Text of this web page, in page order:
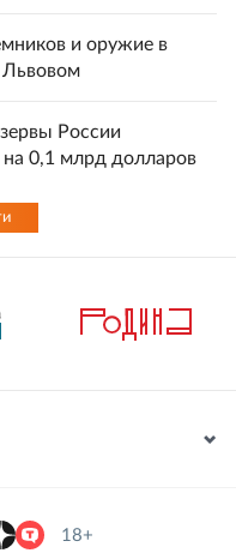
и оружие в
Львовом
России
0,1 млрд долларов
18+